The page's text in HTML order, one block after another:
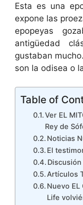
Esta es una
expone las
epopeyas
antigüedad
gustaban
son la odisea o
Table of
Ver EL
Rey de
Noticias
El
Artículos
Nuevo EL
Life